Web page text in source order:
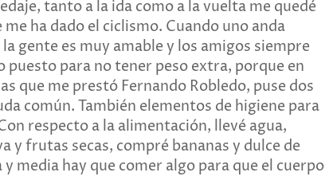
tanto a la ida como a la vuelta me quedé
ha dado el ciclismo. Cuando uno anda
gente es muy amable y los amigos siempre
puesto para no tener peso extra, porque en
que me prestó Fernando Robledo, puse dos
común. También elementos de higiene para
respecto a la alimentación, llevé agua,
y frutas secas, compré bananas y dulce de
media hay que comer algo para que el cuerpo